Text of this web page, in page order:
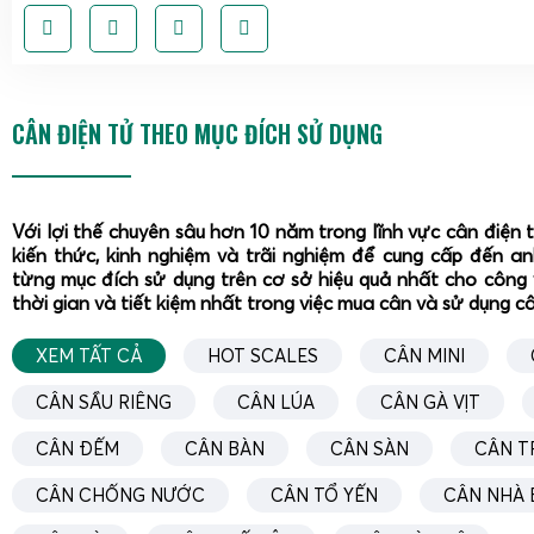
CÂN ĐIỆN TỬ THEO MỤC ĐÍCH SỬ DỤNG
Với lợi thế chuyên sâu hơn 10 năm trong lĩnh vực cân điện
kiến thức, kinh nghiệm và trãi nghiệm để cung cấp đến
từng mục đích sử dụng trên cơ sở hiệu quả nhất cho
thời gian và tiết kiệm nhất trong việc mua cân và sử dụng
XEM TẤT CẢ HOT SCALES CÂN MINI
CÂN SẦU RIÊNG CÂN LÚA CÂN GÀ VỊT
CÂN ĐẾM CÂN BÀN CÂN SÀN CÂN
CÂN CHỐNG NƯỚC CÂN TỔ YẾN CÂN NHÀ